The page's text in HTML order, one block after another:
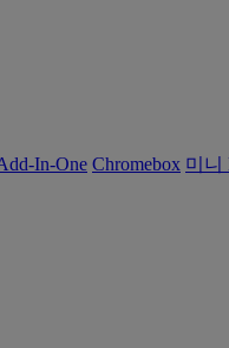
In-One Chromebox 미니